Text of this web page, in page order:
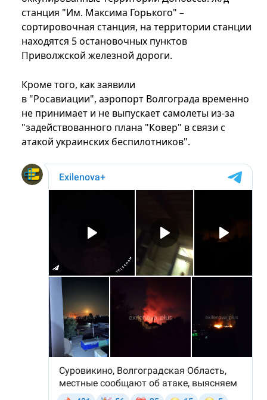
станция "Им. Максима Горького" –
сортировочная станция, на территории станции
находятся 5 остановочных пунктов
Приволжской железной дороги.
Кроме того, как заявили
в "Росавиации", аэропорт Волгограда временно
не принимает и не выпускает самолеты из-за
"задействованного плана "Ковер" в связи с
атакой украинских беспилотников".